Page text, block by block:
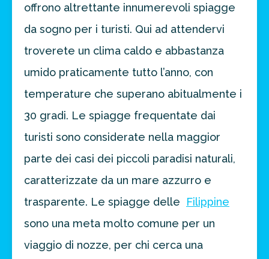
FAI PREVENTIVO
offrono altrettante innumerevoli spiagge
da sogno per i turisti. Qui ad attendervi
troverete un clima caldo e abbastanza
umido praticamente tutto l’anno, con
temperature che superano abitualmente i
30 gradi. Le spiagge frequentate dai
turisti sono considerate nella maggior
parte dei casi dei piccoli paradisi naturali,
caratterizzate da un mare azzurro e
trasparente. Le spiagge delle
Filippine
sono una meta molto comune per un
viaggio di nozze, per chi cerca una